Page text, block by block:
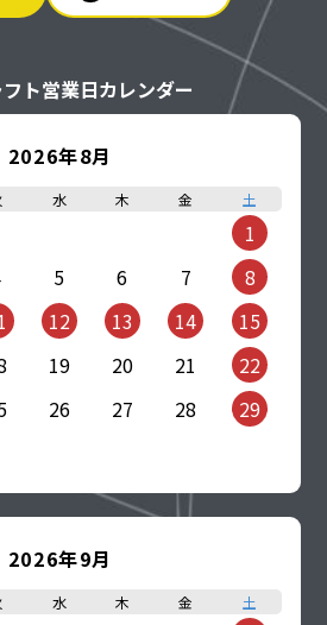
ト営業日カレンダー
2026年8月
水 木 金 土
1
5 6 7
8
12 13 14
15
19 20 21
22
26 27 28
29
2026年9月
水 木 金 土